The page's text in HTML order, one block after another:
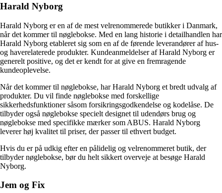
Harald Nyborg
Harald Nyborg er en af de mest velrenommerede butikker i Danmark,
når det kommer til nøglebokse. Med en lang historie i detailhandlen har
Harald Nyborg etableret sig som en af de førende leverandører af hus-
og haverelaterede produkter. Kundeanmeldelser af Harald Nyborg er
generelt positive, og det er kendt for at give en fremragende
kundeoplevelse.
Når det kommer til nøglebokse, har Harald Nyborg et bredt udvalg af
produkter. Du vil finde nøglebokse med forskellige
sikkerhedsfunktioner såsom forsikringsgodkendelse og kodelåse. De
tilbyder også nøglebokse specielt designet til udendørs brug og
nøglebokse med specifikke mærker som ABUS. Harald Nyborg
leverer høj kvalitet til priser, der passer til ethvert budget.
Hvis du er på udkig efter en pålidelig og velrenommeret butik, der
tilbyder nøglebokse, bør du helt sikkert overveje at besøge Harald
Nyborg.
Jem og Fix